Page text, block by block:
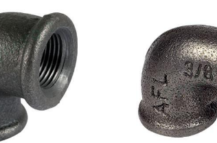
traitée. Les quelques "molécules" de carbone
d´une fonte malléable à coeur blanc
de 5% sur une pièce de 12mm de diamètre, sera
de la
testée Mm
Déformation
A3,4 % Min.